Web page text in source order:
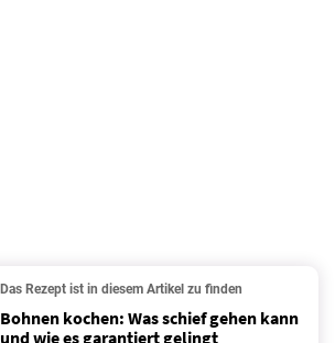
Das Rezept ist in diesem Artikel zu finden
Bohnen kochen: Was schief gehen kann
und wie es garantiert gelingt